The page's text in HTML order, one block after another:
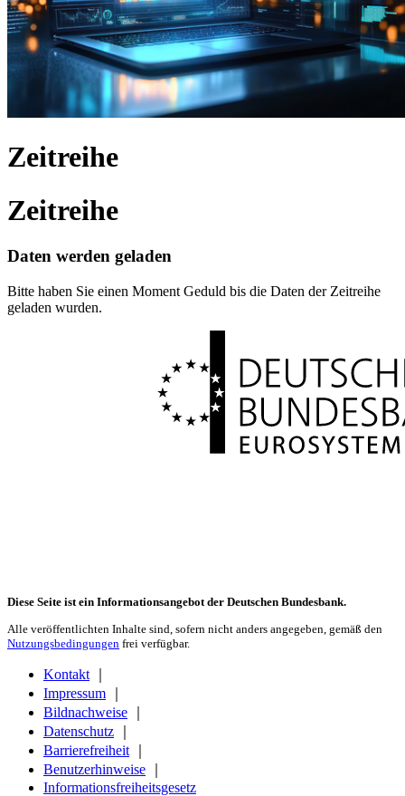
Zeitreihe
Zeitreihe
Daten werden geladen
Bitte haben Sie einen Moment Geduld bis die Daten der Zeitreihe
geladen wurden.
Diese Seite ist ein Informationsangebot der Deutschen Bundesbank.
Alle veröffentlichten Inhalte sind, sofern nicht anders angegeben, gemäß den
Nutzungsbedingungen frei verfügbar.
Kontakt
Impressum
Bildnachweise
Datenschutz
Barrierefreiheit
Benutzerhinweise
Informationsfreiheitsgesetz